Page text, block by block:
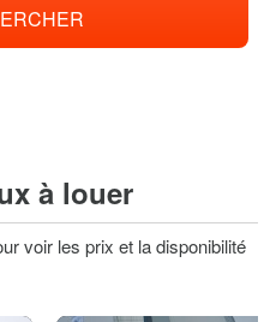
à louer
voir les prix et la disponibilité